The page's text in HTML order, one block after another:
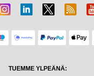
TUEMME YLPEÄNÄ: